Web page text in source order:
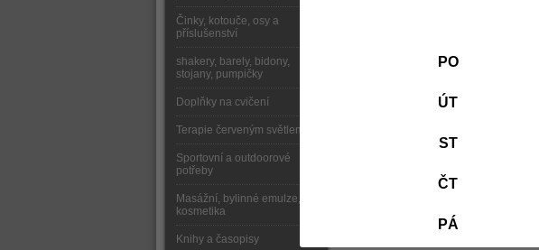
Činky, kotouče, osy a
příslušenství
shakery, barely, bidony,
stojany, pumpičky
Doplňky na cvičení
Terapie červeným světlem
Sportovní a outdoorové
potřeby
Masážní, bylinné emulze,
kosmetika
Knihy a časopisy
PO
ÚT
ST
ČT
PÁ